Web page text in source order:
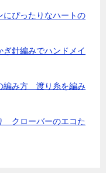
にぴったりなハートの
針編みでハンドメイ
編み方 渡り糸を編み
クローバーのエコた